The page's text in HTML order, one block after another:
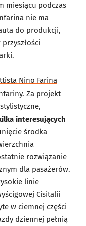
miesiącu podczas
nie ma
do produkcji,
przyszłości
Nino Farina
Za projekt
interesujących
środka
rozwiązanie
dla pasażerów.
linie
Cisitalii
w ciemnej części
dziennej pełnią